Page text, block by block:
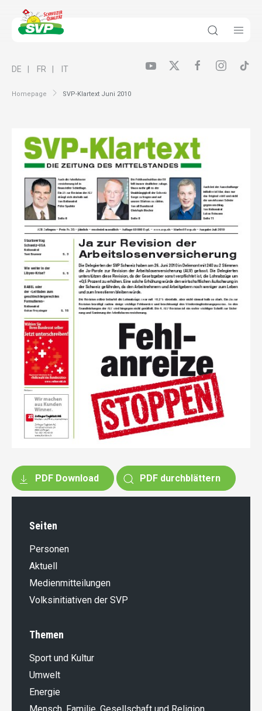
Homepage SVP-Klartext Juni 2010
DE FR IT
PDF Download PDF durchblättern
Seiten
Personen
Aktuell
Medienmitteilungen
Volksinitiativen der SVP
Themen
Sport und Kultur
Umwelt
Energie